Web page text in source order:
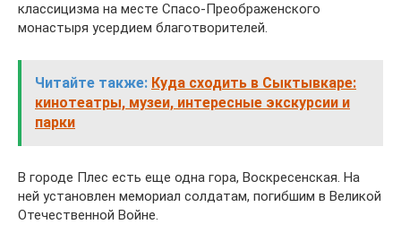
классицизма на месте Спасо-Преображенского
монастыря усердием благотворителей.
Читайте также: Куда сходить в Сыктывкаре:
кинотеатры, музеи, интересные экскурсии и
парки
В городе Плес есть еще одна гора, Воскресенская. На
ней установлен мемориал солдатам, погибшим в Великой
Отечественной Войне.